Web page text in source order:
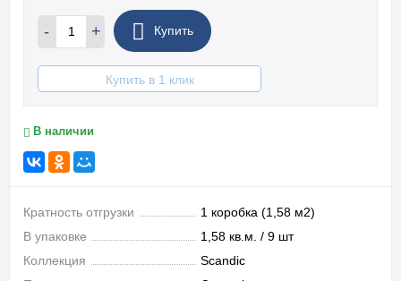
- + Купить
Купить в 1 клик
В наличии
Кратность отгрузки
1 коробка (1,58 м2)
В упаковке
1,58 кв.м. / 9 шт
Коллекция
Scandic